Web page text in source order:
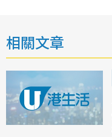
相關文章